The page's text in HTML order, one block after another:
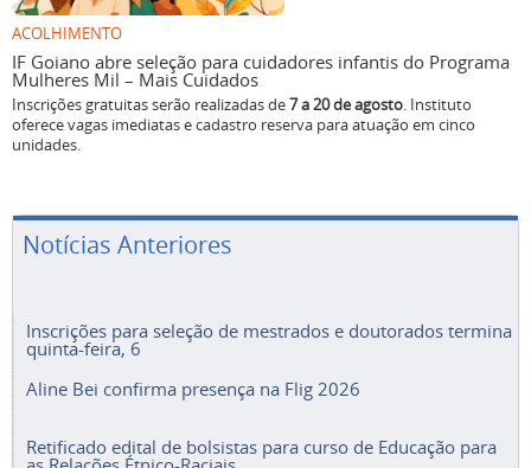
ACOLHIMENTO
IF Goiano abre seleção para cuidadores infantis do Programa
Mulheres Mil – Mais Cuidados
Inscrições gratuitas serão realizadas de7 a 20 de agosto. Instituto
oferece vagas imediatas e cadastro reserva para atuação em cinco
unidades.
Notícias Anteriores
Inscrições para seleção de mestrados e doutorados termina
quinta-feira, 6
Aline Bei confirma presença na Flig 2026
Retificado edital de bolsistas para curso de Educação para